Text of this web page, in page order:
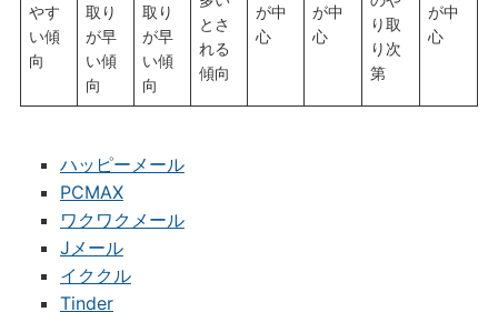
やす
い傾
向
取り
が早
い傾
向
取り
が早
い傾
向
とさ
れる
傾向
が中
心
が中
心
り取
り次
第
が中
心
ハッピーメール
PCMAX
ワクワクメール
Jメール
イククル
Tinder